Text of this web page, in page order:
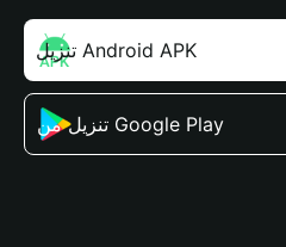
تنزيل Android APK
تنزيل من Google Play